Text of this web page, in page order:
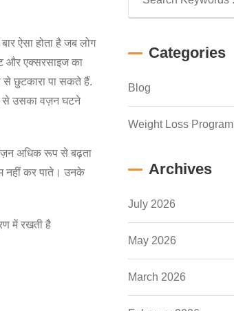
ऐसा होता है जब लोग
और एक्सरसाइज का
से छुटकारा पा सकते हैं.
से उसका वज़न घटने
वज़न अधिक रूप से बढ़ता
नहीं कर पाते। उनके
में रखती है
Categories
Blog
Weight Loss Program
Archives
July 2026
May 2026
March 2026